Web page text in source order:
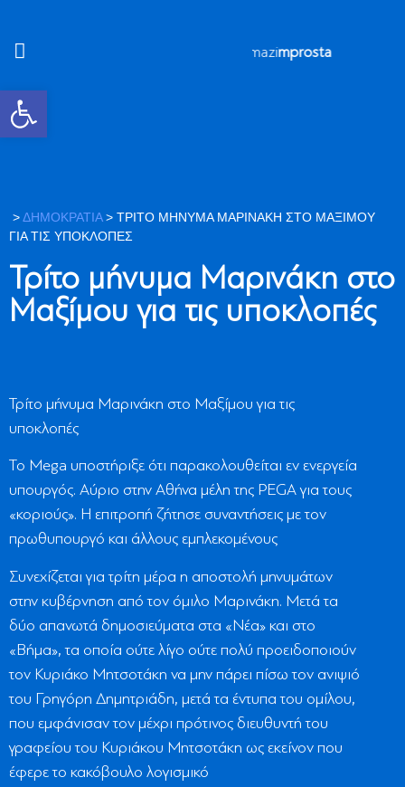
Ανοίξτε τη γραμμή εργαλείων
#mazimprosta
>ΔΗΜΟΚΡΑΤΙΑ> ΤΡΊΤΟ ΜΉΝΥΜΑ ΜΑΡΙΝΆΚΗ ΣΤΟ ΜΑΞΊΜΟΥ
ΓΙΑ ΤΙΣ ΥΠΟΚΛΟΠΈΣ
Τρίτο μήνυμα Μαρινάκη στο
Μαξίμου για τις υποκλοπές
Τρίτο μήνυμα Μαρινάκη στο Μαξίμου για τις
υποκλοπές
Το Μega υποστήριξε ότι παρακολουθείται εν ενεργεία
υπουργός. Αύριο στην Αθήνα μέλη της PEGA για τους
«κοριούς». Η επιτροπή ζήτησε συναντήσεις με τον
πρωθυπουργό και άλλους εμπλεκομένους
Συνεχίζεται για τρίτη μέρα η αποστολή μηνυμάτων
στην κυβέρνηση από τον όμιλο Μαρινάκη. Μετά τα
δύο απανωτά δημοσιεύματα στα «Νέα» και στο
«Βήμα», τα οποία ούτε λίγο ούτε πολύ προειδοποιούν
τον Κυριάκο Μητσοτάκη να μην πάρει πίσω τον ανιψιό
του Γρηγόρη Δημητριάδη, μετά τα έντυπα του ομίλου,
που εμφάνισαν τον μέχρι πρότινος διευθυντή του
γραφείου του Κυριάκου Μητσοτάκη ως εκείνον που
έφερε το κακόβουλο λογισμικό